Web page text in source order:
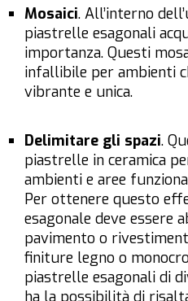
Mosaici. All’interno
piastrelle esagonali
importanza. Questi
infallibile per ambienti
vibrante e unica.
Delimitare gli spazi.
piastrelle in ceramica
ambienti e aree
Per ottenere questo
esagonale deve essere
pavimento o
finiture legno o
piastrelle esagonali di
ha la possibilità di